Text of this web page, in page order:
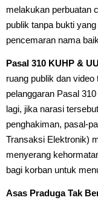
melakukan perbuatan
publik tanpa bukti
pencemaran nama
Pasal 310 KUHP &
ruang publik dan
pelanggaran Pasal
lagi, jika narasi
penghakiman, pasal-
Transaksi Elektronik)
menyerang
bagi korban untuk
Asas Praduga Tak